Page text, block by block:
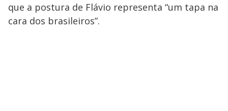
que a postura de Flávio representa “um tapa na
cara dos brasileiros”.